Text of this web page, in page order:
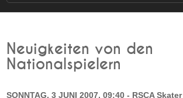
Neuigkeiten von den
Nationalspielern
SONNTAG, 3 JUNI 2007, 09:40 - RSCA Skater